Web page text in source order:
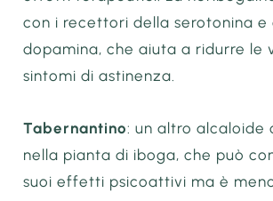
con i recettori della serotonina e
dopamina, che aiuta a ridurre le
sintomi di astinenza.
Tabernantino: un altro alcaloide
nella pianta di iboga, che può
suoi effetti psicoattivi ma è